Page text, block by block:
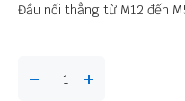
Đầu nối thẳng từ M12 đến